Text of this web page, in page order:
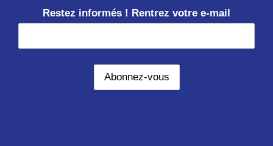
Restez informés ! Rentrez votre e-mail